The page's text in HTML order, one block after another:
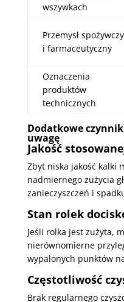
wszywkach
Przemysł spożywczy
i farmaceutyczny
Oznaczenia
produktów
technicznych
Dodatkowe
uwagę
Jakość
Zbyt niska jakość kalki
nadmiernego zużycia
zanieczyszczeń i
Stan rolek
Jeśli rolka jest zużyta,
nierównomierne
wypalonych punktów
Częstotliwość
Brak regularnego